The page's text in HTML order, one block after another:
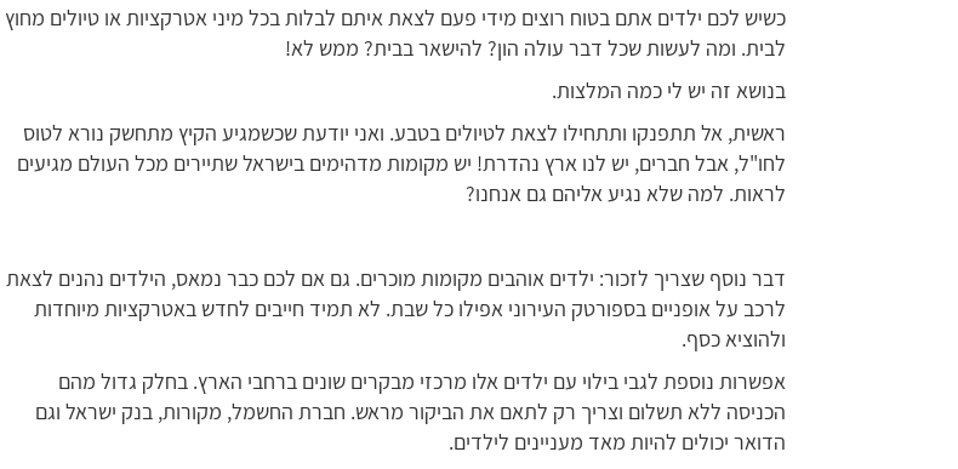
כשיש לכם ילדים אתם בטוח רוצים מידי פעם לצאת איתם לבלות בכל מיני אטרקציות או טיולים מחוץ
לבית. ומה לעשות שכל דבר עולה הון? להישאר בבית? ממש לא!
בנושא זה יש לי כמה המלצות.
ראשית, אל תתפנקו ותתחילו לצאת לטיולים בטבע. ואני יודעת שכשמגיע הקיץ מתחשק נורא לטוס
לחו"ל, אבל חברים, יש לנו ארץ נהדרת! יש מקומות מדהימים בישראל שתיירים מכל העולם מגיעים
לראות. למה שלא נגיע אליהם גם אנחנו?
דבר נוסף שצריך לזכור: ילדים אוהבים מקומות מוכרים. גם אם לכם כבר נמאס, הילדים נהנים לצאת
לרכב על אופניים בספורטק העירוני אפילו כל שבת. לא תמיד חייבים לחדש באטרקציות מיוחדות
ולהוציא כסף.
אפשרות נוספת לגבי בילוי עם ילדים אלו מרכזי מבקרים שונים ברחבי הארץ. בחלק גדול מהם
הכניסה ללא תשלום וצריך רק לתאם את הביקור מראש. חברת החשמל, מקורות, בנק ישראל וגם
הדואר יכולים להיות מאד מעניינים לילדים.